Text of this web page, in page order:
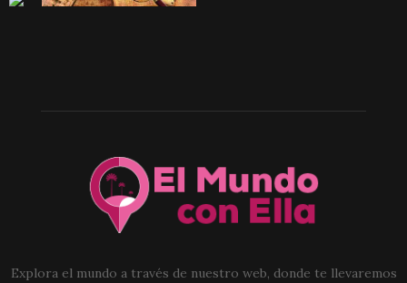
Explora el mundo a través de nuestro web, donde te llevaremos